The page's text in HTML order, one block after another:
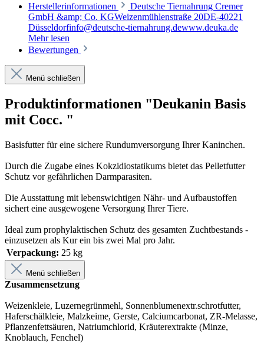
Herstellerinformationen
Deutsche Tiernahrung Cremer
GmbH &amp; Co. KGWeizenmühlenstraße 20DE-40221
Düsseldorfinfo@deutsche-tiernahrung.dewww.deuka.de
Mehr lesen
Bewertungen
Menü schließen
Produktinformationen "Deukanin Basis
mit Cocc. "
Basisfutter für eine sichere Rundumversorgung Ihrer Kaninchen.
Durch die Zugabe eines Kokzidiostatikums bietet das Pelletfutter
Schutz vor gefährlichen Darmparasiten.
Die Ausstattung mit lebenswichtigen Nähr- und Aufbaustoffen
sichert eine ausgewogene Versorgung Ihrer Tiere.
Ideal zum prophylaktischen Schutz des gesamten Zuchtbestands -
einzusetzen als Kur ein bis zwei Mal pro Jahr.
Verpackung: 25 kg
Menü schließen
Zusammensetzung
Weizenkleie, Luzernegrünmehl, Sonnenblumenextr.schrotfutter,
Haferschälkleie, Malzkeime, Gerste, Calciumcarbonat, ZR-Melasse,
Pflanzenfettsäuren, Natriumchlorid, Kräuterextrakte (Minze,
Knoblauch, Fenchel)